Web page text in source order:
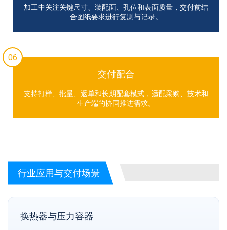
加工中关注关键尺寸、装配面、孔位和表面质量，交付前结
合图纸要求进行复测与记录。
06
交付配合
支持打样、批量、返单和长期配套模式，适配采购、技术和
生产端的协同推进需求。
行业应用与交付场景
换热器与压力容器